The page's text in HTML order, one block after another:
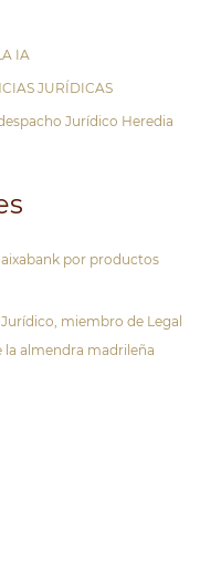
IA
JURÍDICAS
Jurídico Heredia
por productos
miembro de Legal
la almendra madrileña